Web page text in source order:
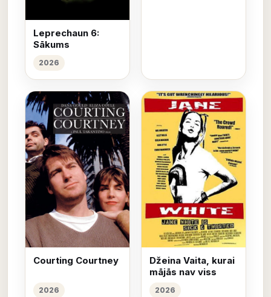
Leprechaun 6:
Sākums
2026
Courting Courtney
2026
Džeina Vaita, kurai
mājās nav viss
2026